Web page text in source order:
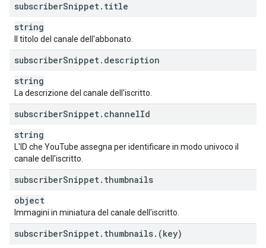
subscriberSnippet. title
string
Il titolo del canale dell'abbonato.
subscriberSnippet. description
string
La descrizione del canale dell'iscritto.
subscriberSnippet. channelId
string
L'ID che YouTube assegna per identificare in modo univoco il
canale dell'iscritto.
subscriberSnippet. thumbnails
object
Immagini in miniatura del canale dell'iscritto.
subscriberSnippet. thumbnails. (key)